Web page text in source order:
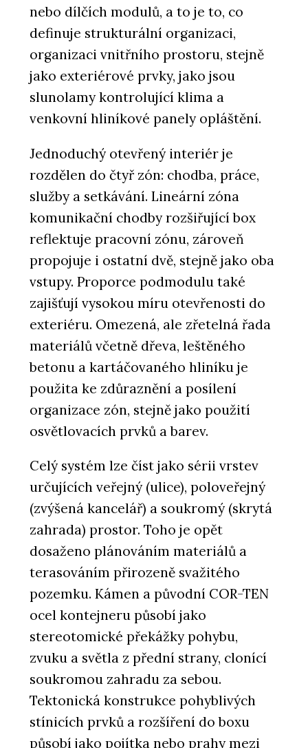
nebo dílčích modulů, a to je to, co
definuje strukturální organizaci,
organizaci vnitřního prostoru, stejně
jako exteriérové prvky, jako jsou
slunolamy kontrolující klima a
venkovní hliníkové panely opláštění.
Jednoduchý otevřený interiér je
rozdělen do čtyř zón: chodba, práce,
služby a setkávání. Lineární zóna
komunikační chodby rozšiřující box
reflektuje pracovní zónu, zároveň
propojuje i ostatní dvě, stejně jako oba
vstupy. Proporce podmodulu také
zajišťují vysokou míru otevřenosti do
exteriéru. Omezená, ale zřetelná řada
materiálů včetně dřeva, leštěného
betonu a kartáčovaného hliníku je
použita ke zdůraznění a posílení
organizace zón, stejně jako použití
osvětlovacích prvků a barev.
Celý systém lze číst jako sérii vrstev
určujících veřejný (ulice), poloveřejný
(zvýšená kancelář) a soukromý (skrytá
zahrada) prostor. Toho je opět
dosaženo plánováním materiálů a
terasováním přirozeně svažitého
pozemku. Kámen a původní COR-TEN
ocel kontejneru působí jako
stereotomické překážky pohybu,
zvuku a světla z přední strany, clonící
soukromou zahradu za sebou.
Tektonická konstrukce pohyblivých
stínicích prvků a rozšíření do boxu
působí jako pojítka nebo prahy mezi